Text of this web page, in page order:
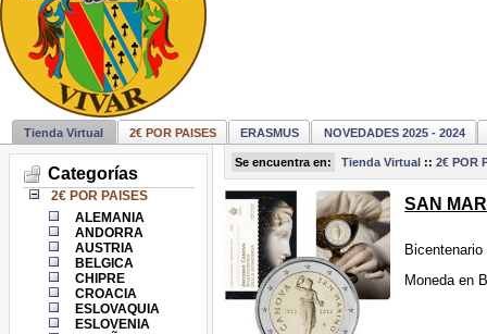
Tienda Virtual 2€ POR PAISES ERASMUS NOVEDADES 2025 - 2024
Categorías
2€ POR PAISES
ALEMANIA
ANDORRA
AUSTRIA
BELGICA
CHIPRE
CROACIA
ESLOVAQUIA
ESLOVENIA
Se encuentra en: Tienda Virtual:: 2€ POR
SAN
Moneda en